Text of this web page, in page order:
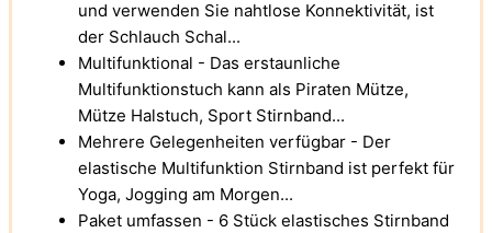
und verwenden Sie nahtlose Konnektivität, ist
der Schlauch Schal...
Multifunktional - Das erstaunliche
Multifunktionstuch kann als Piraten Mütze,
Mütze Halstuch, Sport Stirnband...
Mehrere Gelegenheiten verfügbar - Der
elastische Multifunktion Stirnband ist perfekt für
Yoga, Jogging am Morgen...
Paket umfassen - 6 Stück elastisches Stirnband